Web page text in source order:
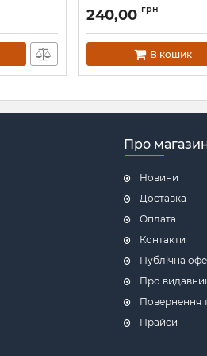
Артикул: Л13361
240,00 грн
В кошик
Про
Новини
Доставка
Оплата
Контакти
Публічна
Про
Повернення
Прайси